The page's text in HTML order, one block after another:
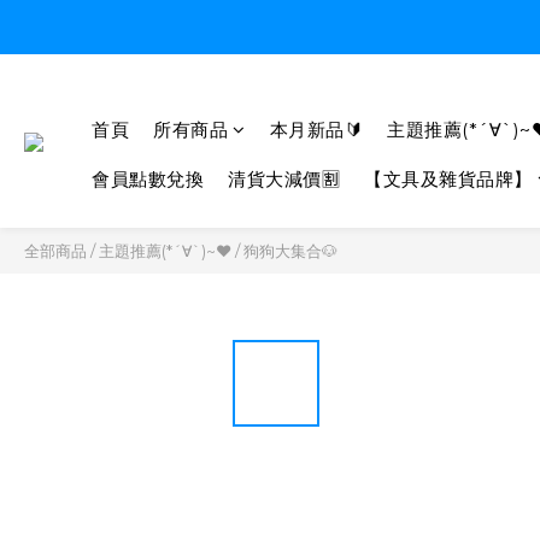
首頁 所有商品 本月新品🔰 主題推薦
會員點數兌換 清貨大減價🈹 【文具及雜貨品牌】
全部商品 /主題推薦(*´∀`)~♥ /狗狗大集合🐶